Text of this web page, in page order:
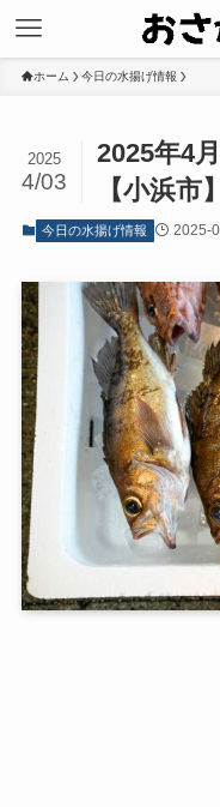
ホーム 今日の水揚げ情報
2025年4
【小浜市】
2025
4/03
今日の水揚げ情報 2025-